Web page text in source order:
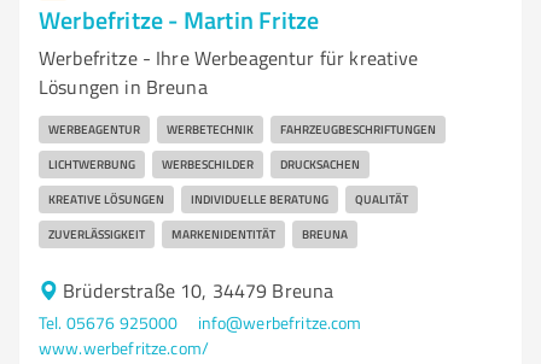
Werbefritze - Martin Fritze
Werbefritze - Ihre Werbeagentur für kreative
Lösungen in Breuna
WERBEAGENTUR WERBETECHNIK FAHRZEUGBESCHRIFTUNGEN
LICHTWERBUNG WERBESCHILDER DRUCKSACHEN
KREATIVE LÖSUNGEN INDIVIDUELLE BERATUNG QUALITÄT
ZUVERLÄSSIGKEIT MARKENIDENTITÄT BREUNA
Brüderstraße 10, 34479 Breuna
Tel. 05676 925000
info@werbefritze.com
www.werbefritze.com/